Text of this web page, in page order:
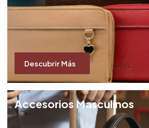
Descubrir Más
Accesorios Masculinos